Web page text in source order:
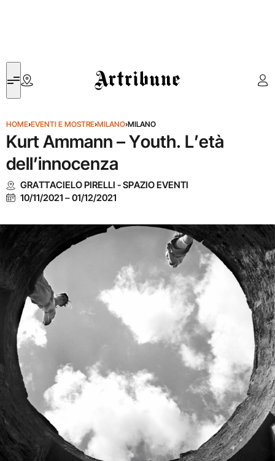
Artribune
HOME›EVENTI E MOSTRE›MILANO›MILANO
Kurt Ammann – Youth. L’età
dell’innocenza
GRATTACIELO PIRELLI - SPAZIO EVENTI
10/11/2021 –01/12/2021